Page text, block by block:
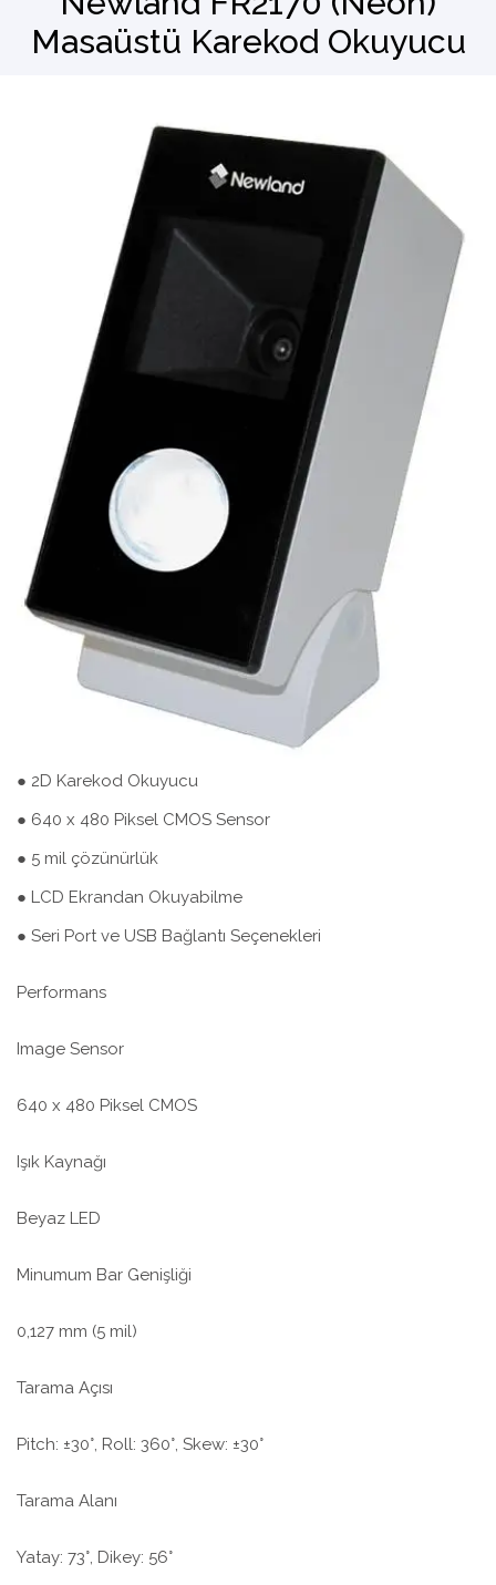
Barkod Okuyucu
Masaüstü Karekod Okuyucu
● 2D Karekod Okuyucu
● 640 x 480 Piksel CMOS Sensor
● 5 mil çözünürlük
● LCD Ekrandan Okuyabilme
● Seri Port ve USB Bağlantı Seçenekleri
Performans
Image Sensor
640 x 480 Piksel CMOS
Işık Kaynağı
Beyaz LED
Minumum Bar Genişliği
0,127 mm (5 mil)
Tarama Açısı
Pitch: ±30°, Roll: 360°, Skew: ±30°
Tarama Alanı
Yatay: 73°, Dikey: 56°